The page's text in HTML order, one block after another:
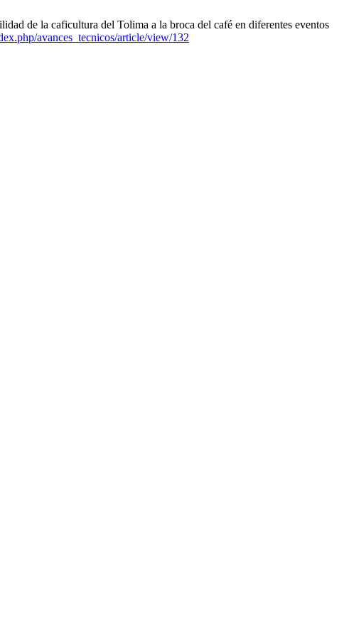
de la caficultura del Tolima a la broca del café en diferentes eventos
avances_tecnicos/article/view/132